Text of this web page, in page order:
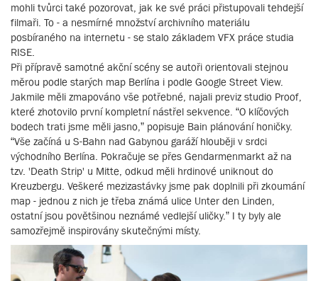
mohli tvůrci také pozorovat, jak ke své práci přistupovali tehdejší
filmaři. To - a nesmírné množství archivního materiálu
posbíraného na internetu - se stalo základem VFX práce studia
RISE.
Při přípravě samotné akční scény se autoři orientovali stejnou
měrou podle starých map Berlína i podle Google Street View.
Jakmile měli zmapováno vše potřebné, najali previz studio Proof,
které zhotovilo první kompletní nástřel sekvence. “O klíčových
bodech trati jsme měli jasno,” popisuje Bain plánování honičky.
“Vše začíná u S-Bahn nad Gabynou garáží hlouběji v srdci
východního Berlína. Pokračuje se přes Gendarmenmarkt až na
tzv. 'Death Strip' u Mitte, odkud měli hrdinové uniknout do
Kreuzbergu. Veškeré mezizastávky jsme pak doplnili při zkoumání
map - jednou z nich je třeba známá ulice Unter den Linden,
ostatní jsou povětšinou neznámé vedlejší uličky.” I ty byly ale
samozřejmě inspirovány skutečnými místy.